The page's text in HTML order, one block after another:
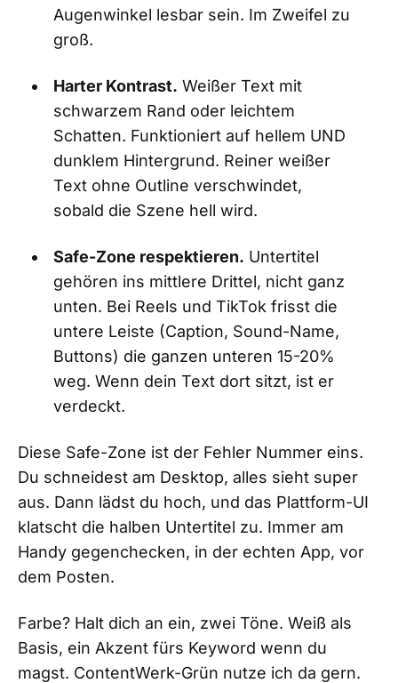
Augenwinkel lesbar sein. Im Zweifel zu
groß.
Harter Kontrast. Weißer Text mit
schwarzem Rand oder leichtem
Schatten. Funktioniert auf hellem UND
dunklem Hintergrund. Reiner weißer
Text ohne Outline verschwindet,
sobald die Szene hell wird.
Safe-Zone respektieren. Untertitel
gehören ins mittlere Drittel, nicht ganz
unten. Bei Reels und TikTok frisst die
untere Leiste (Caption, Sound-Name,
Buttons) die ganzen unteren 15-20%
weg. Wenn dein Text dort sitzt, ist er
verdeckt.
Diese Safe-Zone ist der Fehler Nummer eins.
Du schneidest am Desktop, alles sieht super
aus. Dann lädst du hoch, und das Plattform-UI
klatscht die halben Untertitel zu. Immer am
Handy gegenchecken, in der echten App, vor
dem Posten.
Farbe? Halt dich an ein, zwei Töne. Weiß als
Basis, ein Akzent fürs Keyword wenn du
magst. ContentWerk-Grün nutze ich da gern.